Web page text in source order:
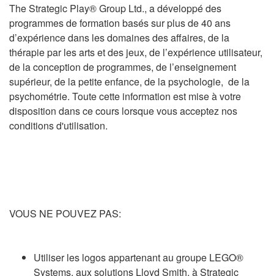
The Strategic Play® Group Ltd., a développé des
programmes de formation basés sur plus de 40 ans
d’expérience dans les domaines des affaires, de la
thérapie par les arts et des jeux, de l’expérience utilisateur,
de la conception de programmes, de l’enseignement
supérieur, de la petite enfance, de la psychologie, de la
psychométrie. Toute cette information est mise à votre
disposition dans ce cours lorsque vous acceptez nos
conditions d'utilisation.
VOUS NE POUVEZ PAS:
Utiliser les logos appartenant au groupe LEGO®
Systems, aux solutions Lloyd Smith, à Strategic